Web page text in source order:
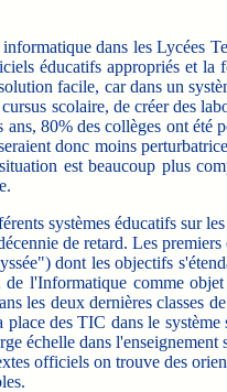
dans les Lycées
éducatifs appropriés et
facile, car dans un
scolaire, de créer des
80% des collèges ont
donc moins
est beaucoup plus
systèmes éducatifs sur
de retard. Les
dont les objectifs
l'Informatique comme
les deux dernières
des TIC dans le
échelle dans
officiels on trouve des